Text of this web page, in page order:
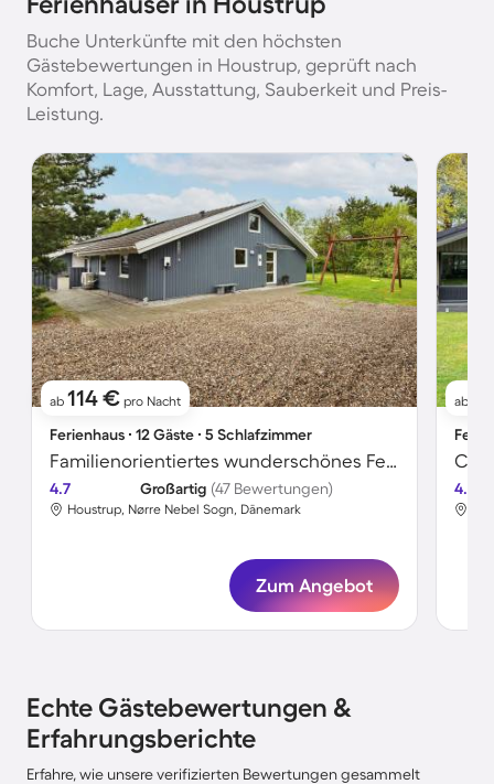
Buche Unterkünfte mit den höchsten
Gästebewertungen in Houstrup, geprüft nach
Komfort, Lage, Ausstattung, Sauberkeit und Preis-
Leistung.
ab 114 € pro Nacht
Ferienhaus ∙ 12 Gäste ∙ 5 Schlafzimmer
Familienorientiertes wunderschönes Ferienhaus mit Pool, Terrasse und Sauna
4.7 Großartig (47 Bewertungen)
Houstrup, Nørre Nebel Sogn, Dänemark
Zum Angebot
ab
4.5
Echte Gästebewertungen &
Erfahrungsberichte
Erfahre, wie unsere verifizierten Bewertungen gesammelt